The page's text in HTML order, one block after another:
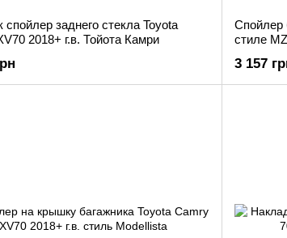
спойлер заднего стекла Toyota
2018+ г.в. Тойота Камри
Спойлер
стиле
3 157